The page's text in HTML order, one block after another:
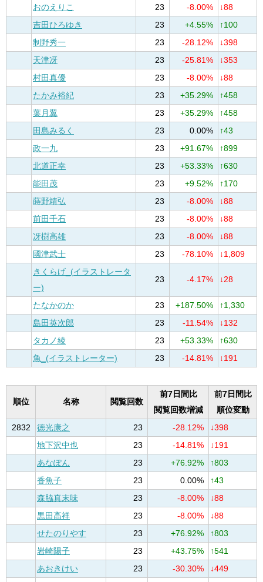
おのえりこ
23 -8.00%
↓88
吉田ひろゆき
23 +4.55%
↑100
制野秀一
23 -28.12%
↓398
天津冴
23 -25.81%
↓353
村田真優
23 -8.00%
↓88
たかみ裕紀
23 +35.29%
↑458
葉月翼
23 +35.29%
↑458
田島みるく
23 0.00%
↑43
政一九
23 +91.67%
↑899
北道正幸
23 +53.33%
↑630
能田茂
23 +9.52%
↑170
蒔野靖弘
23 -8.00%
↓88
前田千石
23 -8.00%
↓88
冴樹高雄
23 -8.00%
↓88
國津武士
23 -78.10%
↓1,809
きくらげ_(イラストレータ
ー)
23 -4.17% ↓28
たなかのか 23 +187.50%
↑1,330
島田英次郎
23 -11.54%
↓132
タカノ綾
23 +53.33%
↑630
魚_(イラストレーター)
23 -14.81% ↓191
順位 名称 閲覧回数
前7日間比
閲覧回数増減
前7日間比
順位変動
2832
徳光康之 23 -28.12%
↓398
地下沢中也
23 -14.81%
↓191
あなぽん
23 +76.92%
↑803
香魚子
23 0.00%
↑43
森脇真末味
23 -8.00%
↓88
黒田高祥
23 -8.00%
↓88
せたのりやす
23 +76.92%
↑803
岩崎陽子
23 +43.75%
↑541
あおきけい
23 -30.30% ↓449